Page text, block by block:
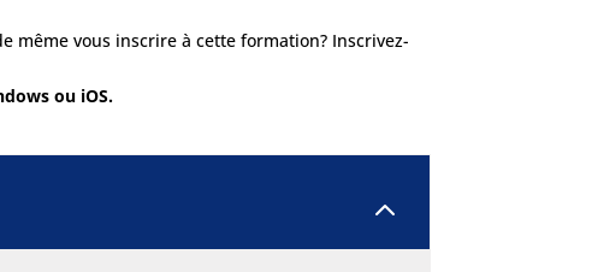
même vous inscrire à cette formation? Inscrivez-
ou iOS.
2